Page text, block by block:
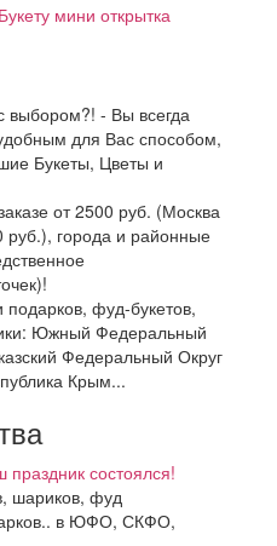
мини открытка
выбором?! - Вы всегда
для Вас способом,
Букеты, Цветы и
от 2500 руб. (Москва
руб.), города и районные
подарков, фуд-букетов,
Южный Федеральный
Федеральный Округ
Крым...
состоялся!
шариков, фуд
в ЮФО, СКФО,